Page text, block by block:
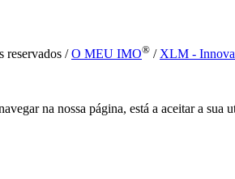
/O MEU IMO® / XLM -
na nossa página, está a aceitar a sua